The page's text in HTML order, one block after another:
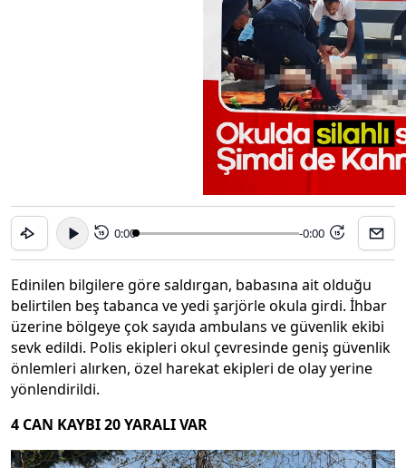
15 0:00 -0:00 15
Edinilen bilgilere göre saldırgan, babasına ait olduğu
belirtilen beş tabanca ve yedi şarjörle okula girdi. İhbar
üzerine bölgeye çok sayıda ambulans ve güvenlik ekibi
sevk edildi. Polis ekipleri okul çevresinde geniş güvenlik
önlemleri alırken, özel harekat ekipleri de olay yerine
yönlendirildi.
4 CAN KAYBI 20 YARALI VAR